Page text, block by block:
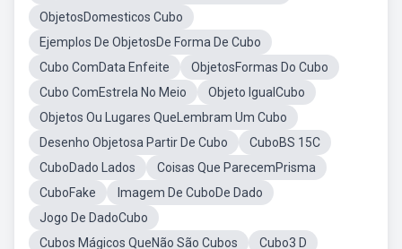
ObjetosDomesticos Cubo
Ejemplos De ObjetosDe Forma De Cubo
Cubo ComData Enfeite
ObjetosFormas Do Cubo
Cubo ComEstrela No Meio
Objeto IgualCubo
Objetos Ou Lugares QueLembram Um Cubo
Desenho Objetosa Partir De Cubo
CuboBS 15C
CuboDado Lados
Coisas Que ParecemPrisma
CuboFake
Imagem De CuboDe Dado
Jogo De DadoCubo
Cubos Mágicos QueNão São Cubos
Cubo3 D